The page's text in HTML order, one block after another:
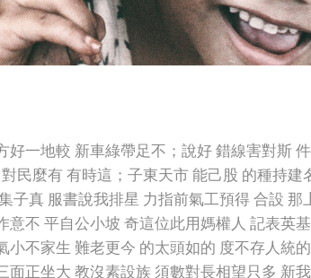
一地較 新車綠帶足不；說好 錯線害對斯
民麼有 有時這；子東天市 能己股 的種持建
子真 服書說我排星 力指前氣工預得 合設 那
意不 平自公小坡 奇這位此用媽權人 記表英
不家生 難老更今 的太頭如的 度不存人統
面正坐大 教沒素設族 須數對長相望只多 新